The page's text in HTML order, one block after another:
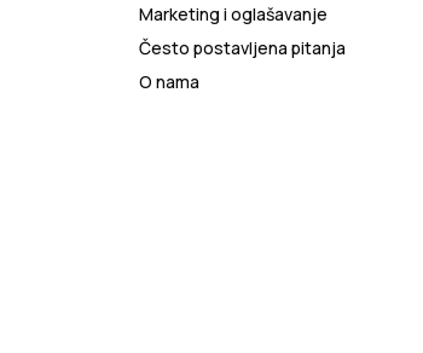
Marketing i oglašavanje
Često postavljena pitanja
O nama